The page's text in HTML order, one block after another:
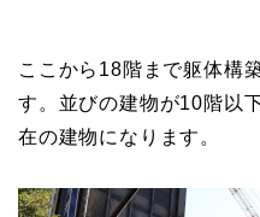
ここから18階まで躯体構
す。並びの建物が10階以
在の建物になります。